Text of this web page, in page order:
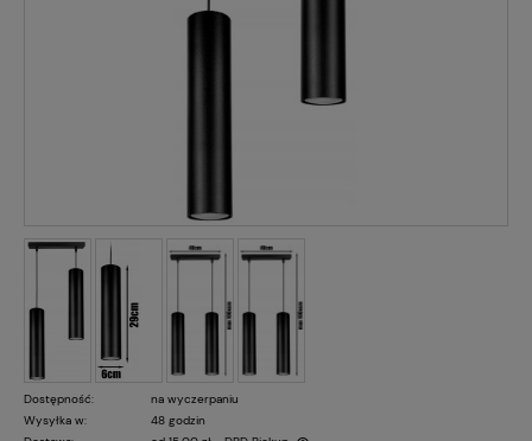
Dostępność:
na wyczerpaniu
Wysyłka w:
48 godzin